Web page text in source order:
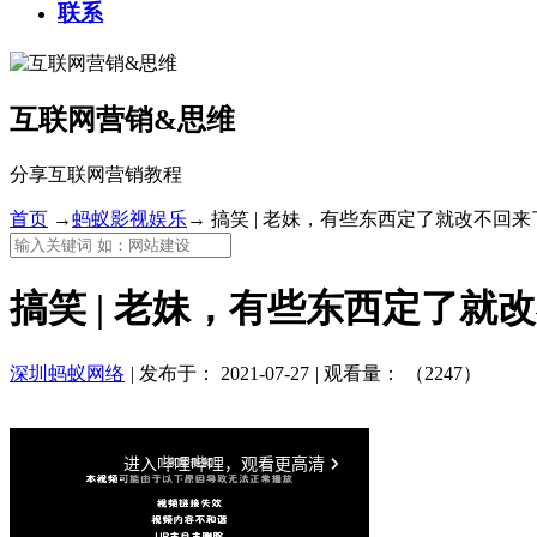
联系
互联网营销&思维
分享互联网营销教程
首页 →蚂蚁影视娱乐→ 搞笑 | 老妹，有些东西定了就改不回来
搞笑 | 老妹，有些东西定了就
深圳蚂蚁网络 | 发布于： 2021-07-27 | 观看量： （2247）